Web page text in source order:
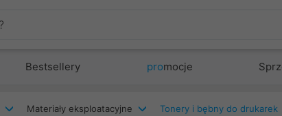
Bestsellery promocje
Materiały eksploatacyjne Tonery i bębny do drukarek